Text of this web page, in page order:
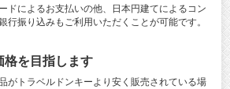
ドによるお支払いの他、日本円建てによるコン
行振り込みもご利用いただくことが可能です。
格を目指します
がトラベルドンキーより安く販売されている場